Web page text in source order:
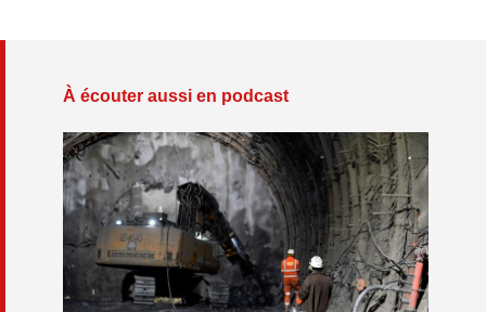
À écouter aussi en podcast